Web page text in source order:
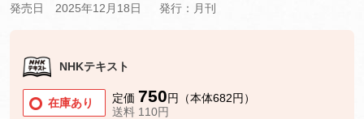
発売日 2025年12月18日 発行：月刊
NHKテキスト
在庫あり 定価 750円（本体682円）
送料 110円